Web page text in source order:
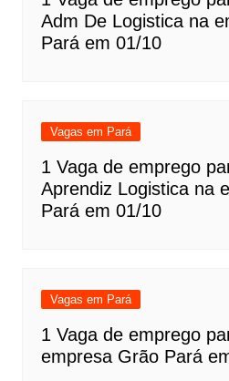
Adm De Logistica na
Pará em 01/10
Vagas em Pará
1 Vaga de emprego
Aprendiz Logistica na
Pará em 01/10
Vagas em Pará
1 Vaga de emprego
empresa Grão Pará